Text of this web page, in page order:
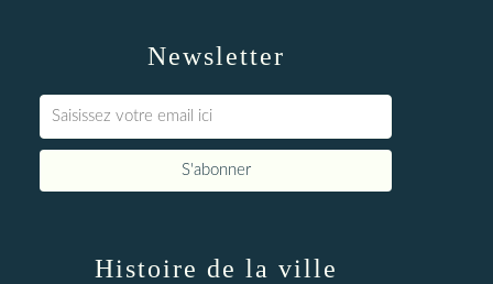
Newsletter
Histoire de la ville